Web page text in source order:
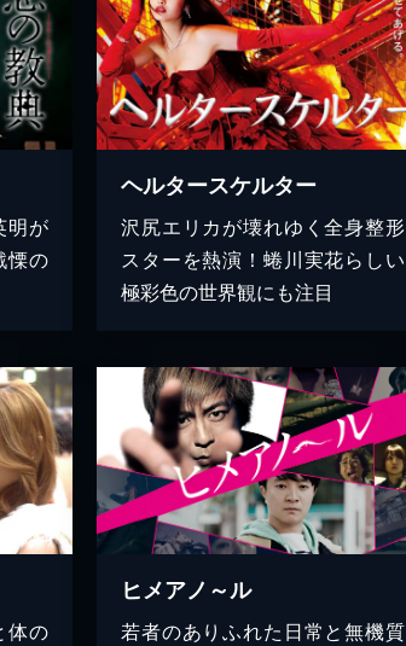
明が
慄の
ヘルタースケルター
沢尻エリカが壊れゆく全身整形
スターを熱演！蜷川実花らしい
極彩色の世界観にも注目
体の
ヒメアノ～ル
若者のありふれた日常と無機質